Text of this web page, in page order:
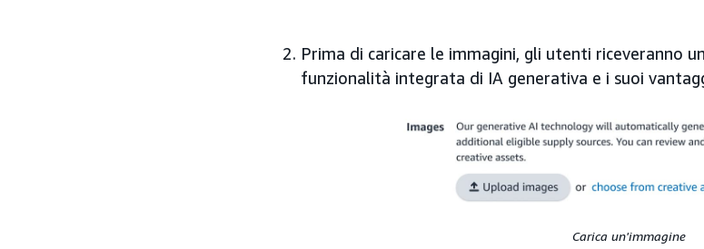
Prima di caricare le immagini, gli utenti riceveranno
funzionalità integrata di IA generativa e i suoi
Carica un'immagine